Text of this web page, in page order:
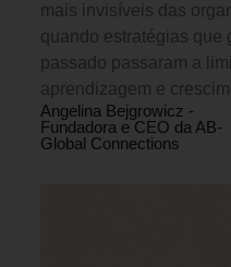
mais invisíveis das
quando estratégias que
passado passaram a
aprendizagem e
Angelina Bejgrowicz -
Fundadora e CEO da AB-
Global Connections